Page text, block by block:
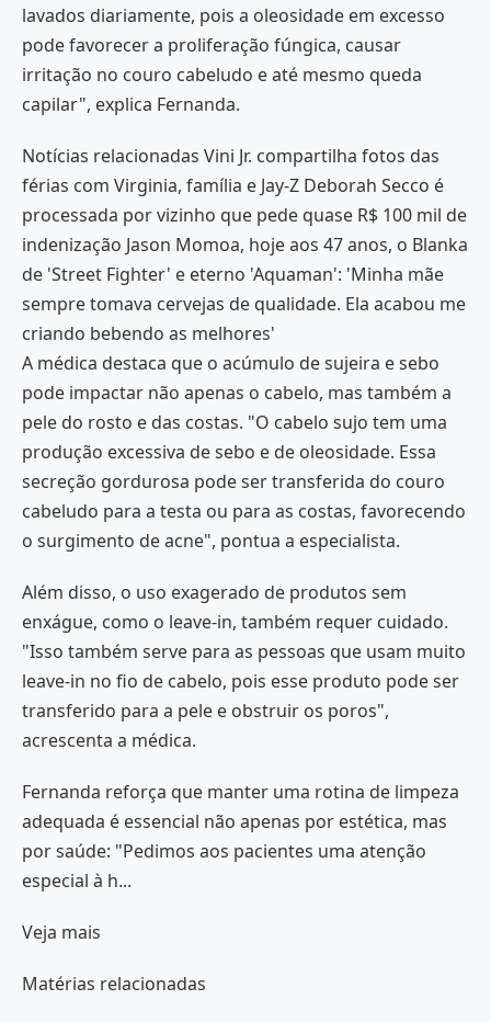
lavados diariamente, pois a oleosidade em excesso
pode favorecer a proliferação fúngica, causar
irritação no couro cabeludo e até mesmo queda
capilar", explica Fernanda.
Notícias relacionadas Vini Jr. compartilha fotos das
férias com Virginia, família e Jay-Z Deborah Secco é
processada por vizinho que pede quase R$ 100 mil de
indenização Jason Momoa, hoje aos 47 anos, o Blanka
de 'Street Fighter' e eterno 'Aquaman': 'Minha mãe
sempre tomava cervejas de qualidade. Ela acabou me
criando bebendo as melhores'
A médica destaca que o acúmulo de sujeira e sebo
pode impactar não apenas o cabelo, mas também a
pele do rosto e das costas. "O cabelo sujo tem uma
produção excessiva de sebo e de oleosidade. Essa
secreção gordurosa pode ser transferida do couro
cabeludo para a testa ou para as costas, favorecendo
o surgimento de acne", pontua a especialista.
Além disso, o uso exagerado de produtos sem
enxágue, como o leave-in, também requer cuidado.
"Isso também serve para as pessoas que usam muito
leave-in no fio de cabelo, pois esse produto pode ser
transferido para a pele e obstruir os poros",
acrescenta a médica.
Fernanda reforça que manter uma rotina de limpeza
adequada é essencial não apenas por estética, mas
por saúde: "Pedimos aos pacientes uma atenção
especial à h...
Veja mais
Matérias relacionadas